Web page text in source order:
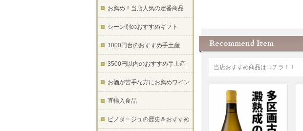
当店おすすめ商品はコチラ！！
お薦め！当店人気の定番商品
シーン別のおすすめギフト
1000円台のおすすめ手土産
3500円以内のおすすめ手土産
お酒が苦手な方にお薦めワイン
直輸入食品
ピノタージュの歴史＆おすすめ